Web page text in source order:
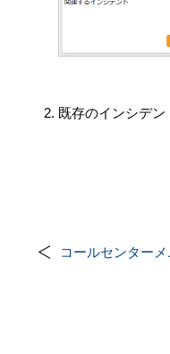
既存のインシデン
コールセンター